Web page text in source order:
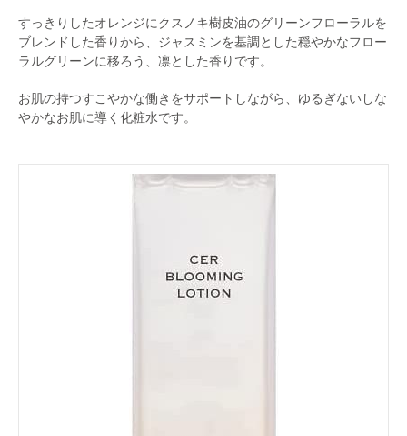
すっきりしたオレンジにクスノキ樹皮油のグリーンフローラルを
ブレンドした香りから、ジャスミンを基調とした穏やかなフロー
ラルグリーンに移ろう、凛とした香りです。
お肌の持つすこやかな働きをサポートしながら、ゆるぎないしな
やかなお肌に導く化粧水です。